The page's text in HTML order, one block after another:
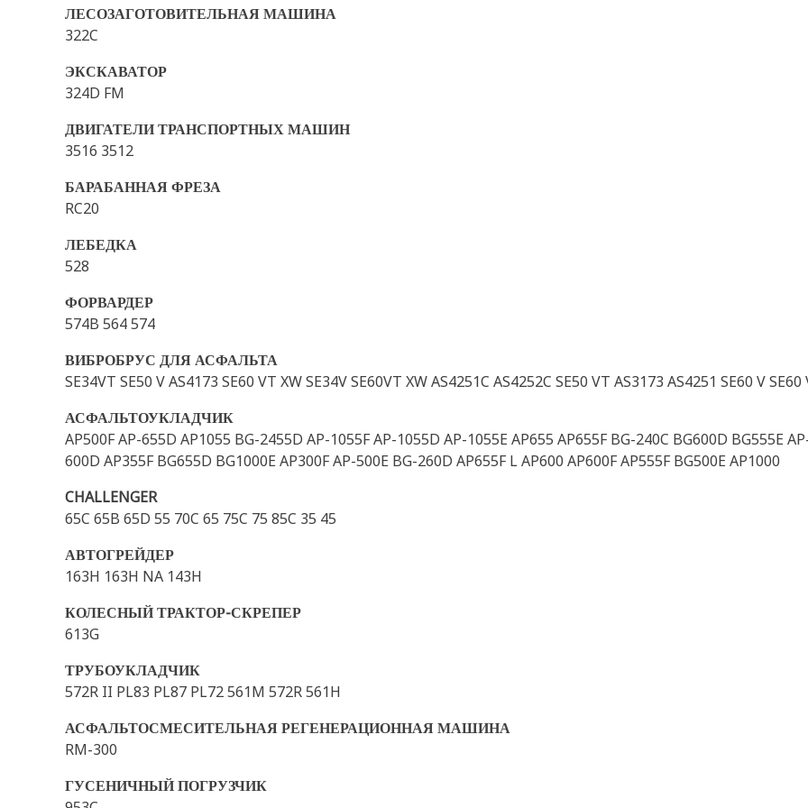
ЛЕСОЗАГОТОВИТЕЛЬНАЯ МАШИНА
322C
ЭКСКАВАТОР
324D FM
ДВИГАТЕЛИ ТРАНСПОРТНЫХ МАШИН
3516 3512
БАРАБАННАЯ ФРЕЗА
RC20
ЛЕБЕДКА
528
ФОРВАРДЕР
574B 564 574
ВИБРОБРУС ДЛЯ АСФАЛЬТА
SE34VT SE50 V AS4173 SE60 VT XW SE34V SE60VT XW AS4251C AS4252C SE50 VT AS3173 AS4251 SE60 V SE60
АСФАЛЬТОУКЛАДЧИК
AP500F AP-655D AP1055 BG-2455D AP-1055F AP-1055D AP-1055E AP655 AP655F BG-240C BG600D BG555E
600D AP355F BG655D BG1000E AP300F AP-500E BG-260D AP655F L AP600 AP600F AP555F BG500E AP1000
CHALLENGER
65C 65B 65D 55 70C 65 75C 75 85C 35 45
АВТОГРЕЙДЕР
163H 163H NA 143H
КОЛЕСНЫЙ ТРАКТОР-СКРЕПЕР
613G
ТРУБОУКЛАДЧИК
572R II PL83 PL87 PL72 561M 572R 561H
АСФАЛЬТОСМЕСИТЕЛЬНАЯ РЕГЕНЕРАЦИОННАЯ МАШИНА
RM-300
ГУСЕНИЧНЫЙ ПОГРУЗЧИК